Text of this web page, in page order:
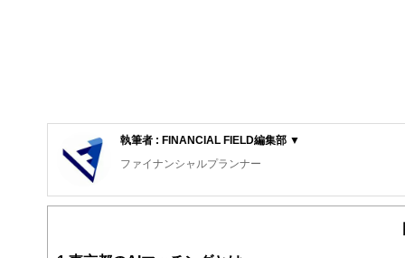
執筆者 : FINANCIAL FIELD編集部 ▼
ファイナンシャルプランナー
FinancialField編集部は、金融、経済に関する記事を、日